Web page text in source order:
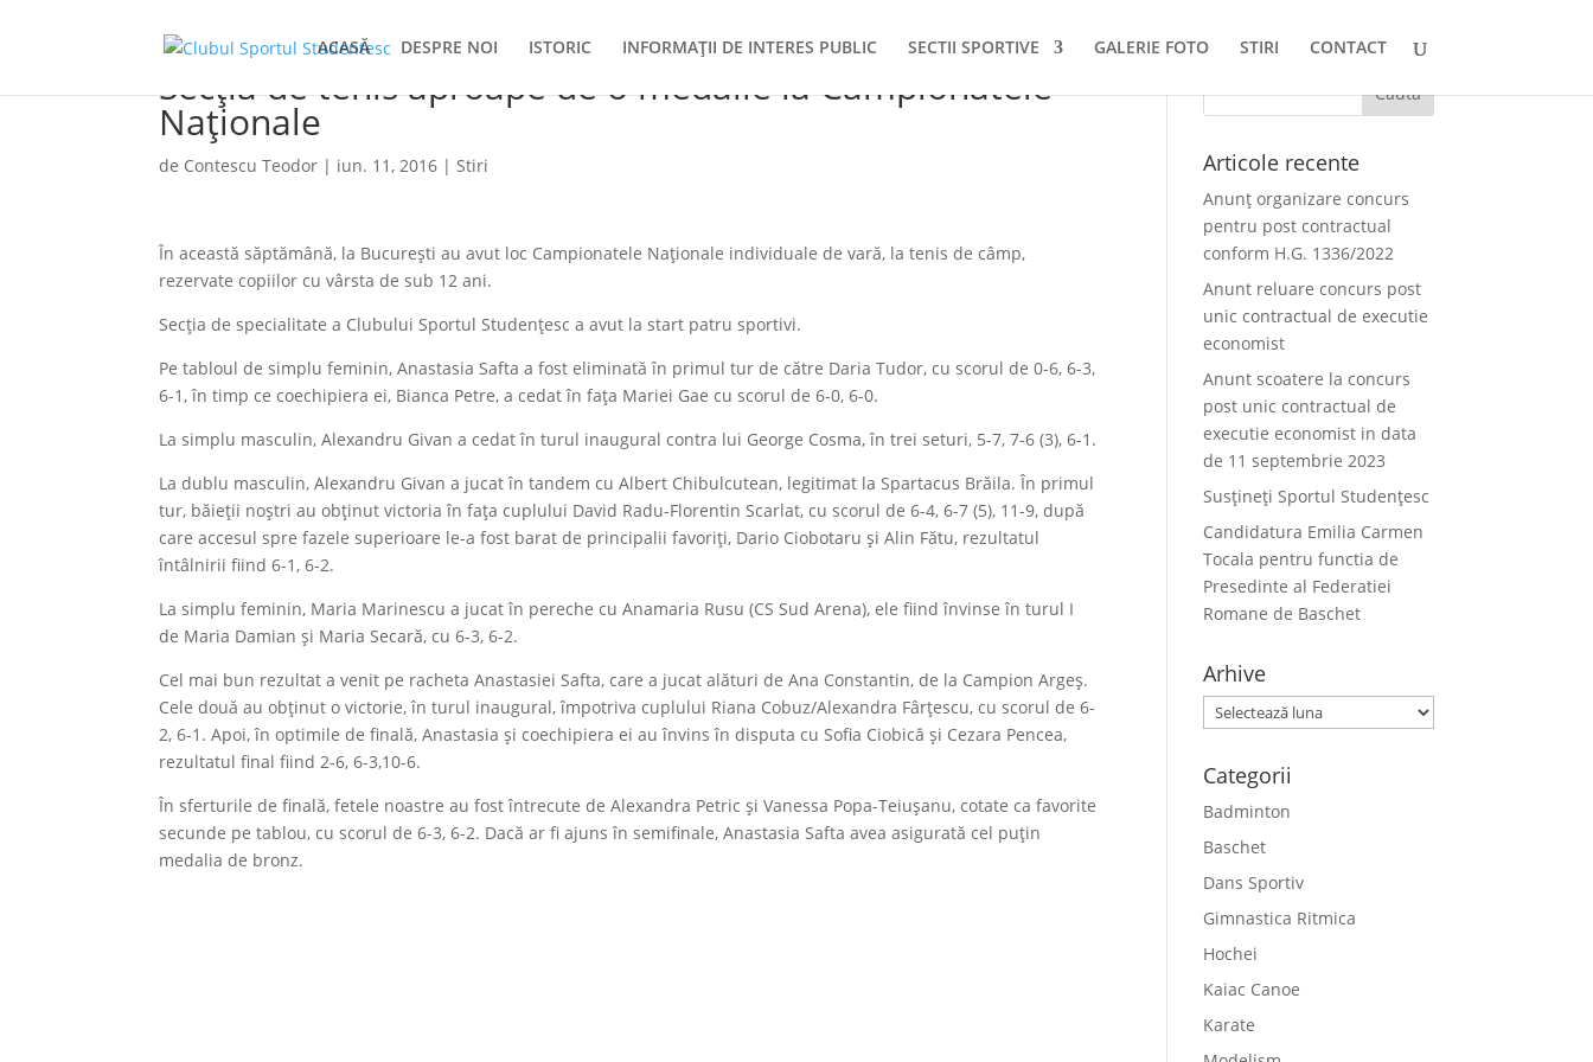
ACASĂ DESPRE NOI ISTORIC INFORMAȚII DE INTERES PUBLIC SECTII SPORTIVE GALERIE FOTO STIRI CONTACT
Secția de tenis aproape de o medalie la Campionatele
Naționale
de Contescu Teodor | iun. 11, 2016 |Stiri
În această săptămână, la București au avut loc Campionatele Naționale individuale de vară, la tenis de câmp,
rezervate copiilor cu vârsta de sub 12 ani.
Secția de specialitate a Clubului Sportul Studențesc a avut la start patru sportivi.
Pe tabloul de simplu feminin, Anastasia Safta a fost eliminată în primul tur de către Daria Tudor, cu scorul de 0-6, 6-3,
6-1, în timp ce coechipiera ei, Bianca Petre, a cedat în fața Mariei Gae cu scorul de 6-0, 6-0.
La simplu masculin, Alexandru Givan a cedat în turul inaugural contra lui George Cosma, în trei seturi, 5-7, 7-6 (3), 6-1.
La dublu masculin, Alexandru Givan a jucat în tandem cu Albert Chibulcutean, legitimat la Spartacus Brăila. În primul
tur, băieții noștri au obținut victoria în fața cuplului David Radu-Florentin Scarlat, cu scorul de 6-4, 6-7 (5), 11-9, după
care accesul spre fazele superioare le-a fost barat de principalii favoriți, Dario Ciobotaru și Alin Fătu, rezultatul
întâlnirii fiind 6-1, 6-2.
La simplu feminin, Maria Marinescu a jucat în pereche cu Anamaria Rusu (CS Sud Arena), ele fiind învinse în turul I
de Maria Damian și Maria Secară, cu 6-3, 6-2.
Cel mai bun rezultat a venit pe racheta Anastasiei Safta, care a jucat alături de Ana Constantin, de la Campion Argeș.
Cele două au obținut o victorie, în turul inaugural, împotriva cuplului Riana Cobuz/Alexandra Fârțescu, cu scorul de 6-
2, 6-1. Apoi, în optimile de finală, Anastasia și coechipiera ei au învins în disputa cu Sofia Ciobică și Cezara Pencea,
rezultatul final fiind 2-6, 6-3,10-6.
În sferturile de finală, fetele noastre au fost întrecute de Alexandra Petric și Vanessa Popa-Teiușanu, cotate ca favorite
secunde pe tablou, cu scorul de 6-3, 6-2. Dacă ar fi ajuns în semifinale, Anastasia Safta avea asigurată cel puțin
medalia de bronz.
Articole recente
Anunț organizare concurs
pentru post contractual
conform H.G. 1336/2022
Anunt reluare concurs post
unic contractual de executie
economist
Anunt scoatere la concurs
post unic contractual de
executie economist in data
de 11 septembrie 2023
Susțineți Sportul Studențesc
Candidatura Emilia Carmen
Tocala pentru functia de
Presedinte al Federatiei
Romane de Baschet
Arhive
Arhive
Categorii
Badminton
Baschet
Dans Sportiv
Gimnastica Ritmica
Hochei
Kaiac Canoe
Karate